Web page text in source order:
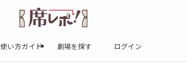
使い方ガイド 劇場を探す ログイン